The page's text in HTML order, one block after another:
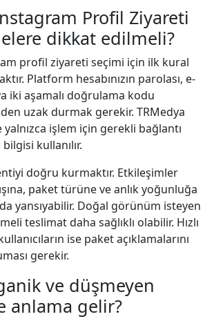
Profil Ziyareti
dikkat edilmeli?
profil ziyareti seçimi için ilk kural
Platform hesabınızın parolası, e-
iki aşamalı doğrulama kodu
uzak durmak gerekir. TRMedya
işlem için gerekli bağlantı
bilgisi kullanılır.
doğru kurmaktır. Etkileşimler
paket türüne ve anlık yoğunluğa
yansıyabilir. Doğal görünüm isteyen
teslimat daha sağlıklı olabilir. Hızlı
ise paket açıklamalarını
gerekir.
ve düşmeyen
anlama gelir?